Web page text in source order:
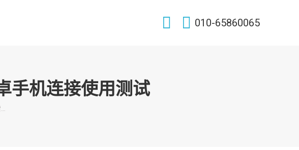
010-65860065
手机连接使用测试
…